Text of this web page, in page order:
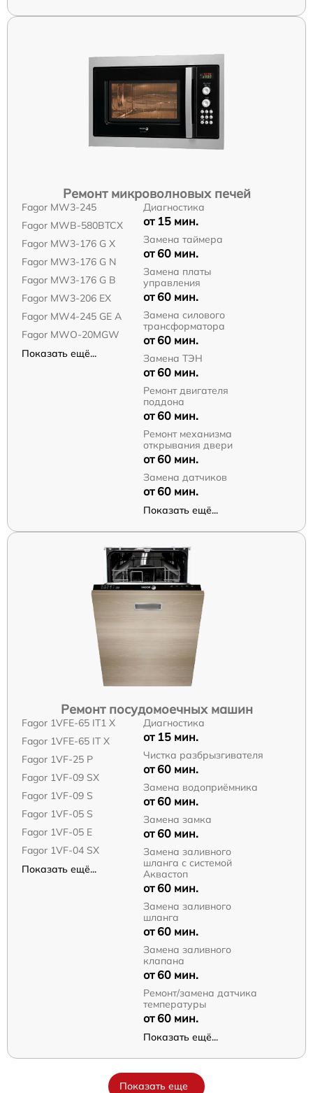
Ремонт микроволновых печей
Fagor MW3-245
Fagor MWB-580BTCX
Fagor MW3-176 G X
Fagor MW3-176 G N
Fagor MW3-176 G B
Fagor MW3-206 EX
Fagor MW4-245 GE A
Fagor MWO-20MGW
Показать ещё...
Диагностика
от 15 мин.
Замена таймера
от 60 мин.
Замена платы
управления
от 60 мин.
Замена силового
трансформатора
от 60 мин.
Замена ТЭН
от 60 мин.
Ремонт двигателя
поддона
от 60 мин.
Ремонт механизма
открывания двери
от 60 мин.
Замена датчиков
от 60 мин.
Показать ещё...
Ремонт посудомоечных машин
Fagor 1VFE-65 IT1 X
Fagor 1VFE-65 IT X
Fagor 1VF-25 P
Fagor 1VF-09 SX
Fagor 1VF-09 S
Fagor 1VF-05 S
Fagor 1VF-05 E
Fagor 1VF-04 SX
Показать ещё...
Диагностика
от 15 мин.
Чистка разбрызгивателя
от 60 мин.
Замена водоприёмника
от 60 мин.
Замена замка
от 60 мин.
Замена заливного
шланга с системой
Аквастоп
от 60 мин.
Замена заливного
шланга
от 60 мин.
Замена заливного
клапана
от 60 мин.
Ремонт/замена датчика
температуры
от 60 мин.
Показать ещё...
Показать еще